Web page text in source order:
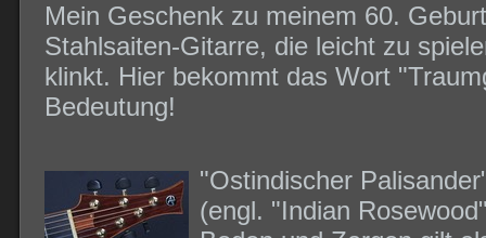
Mein Geschenk zu meinem 60.
Stahlsaiten-Gitarre, die leicht zu
klinkt. Hier bekommt das Wort
Bedeutung!
"Ostindischer
(engl. "Indian